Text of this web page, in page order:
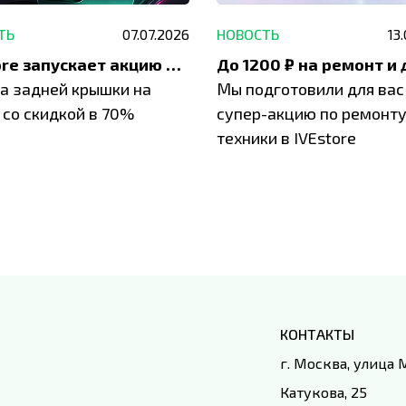
07.07.2026
IVEstore запускает акцию на замену заднего стекла
задней крышки на
скидкой в 70%
НОВОСТЬ
Мы подготовили для вас
супер-акцию по ремонту
техники в IVEstore
КОНТАКТЫ
г. Москва, улица
Катукова, 25